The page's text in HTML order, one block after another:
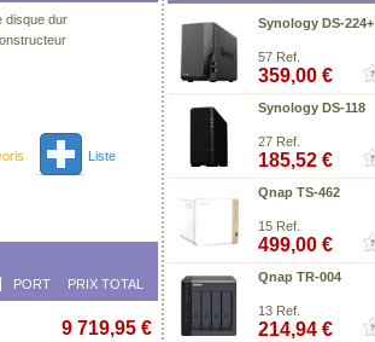
disque dur
Liste
PORT PRIX TOTAL
9 719,95 €
Synology DS-224+
57 Ref.
359,00 €
Synology DS-118
27 Ref.
185,52 €
Qnap TS-462
15 Ref.
499,00 €
Qnap TR-004
13 Ref.
214,94 €